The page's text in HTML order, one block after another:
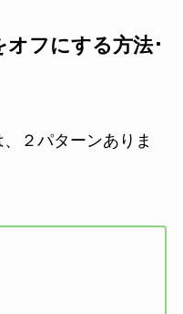
オフにする方法･
２パターンありま